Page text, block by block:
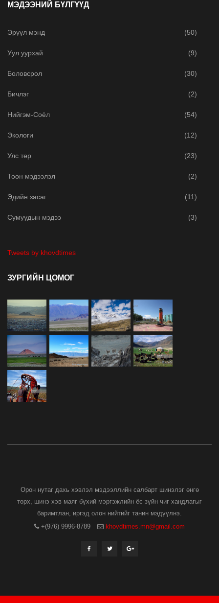
МЭДЭЭНИЙ БҮЛГҮҮД
Эрүүл мэнд (50)
Уул уурхай (9)
Боловсрол (30)
Бичлэг (2)
Нийгэм-Соёл (54)
Экологи (12)
Улс төр (23)
Тоон мэдээлэл (2)
Эдийн засаг (11)
Сумуудын мэдээ (3)
Tweets by khovdtimes
ЗУРГИЙН ЦОМОГ
Орон нутаг дахь хэвлэл мэдээллийн салбарт шинэлэг өнгө
төрх, шинэ хэв маяг бүхий мэргэжлийн ёс зүйн чиг хандлагыг
баримтлан, иргэд олон нийтийг танин мэдүүлнэ.
+(976) 9996-8789
khovdtimes.mn@gmail.com